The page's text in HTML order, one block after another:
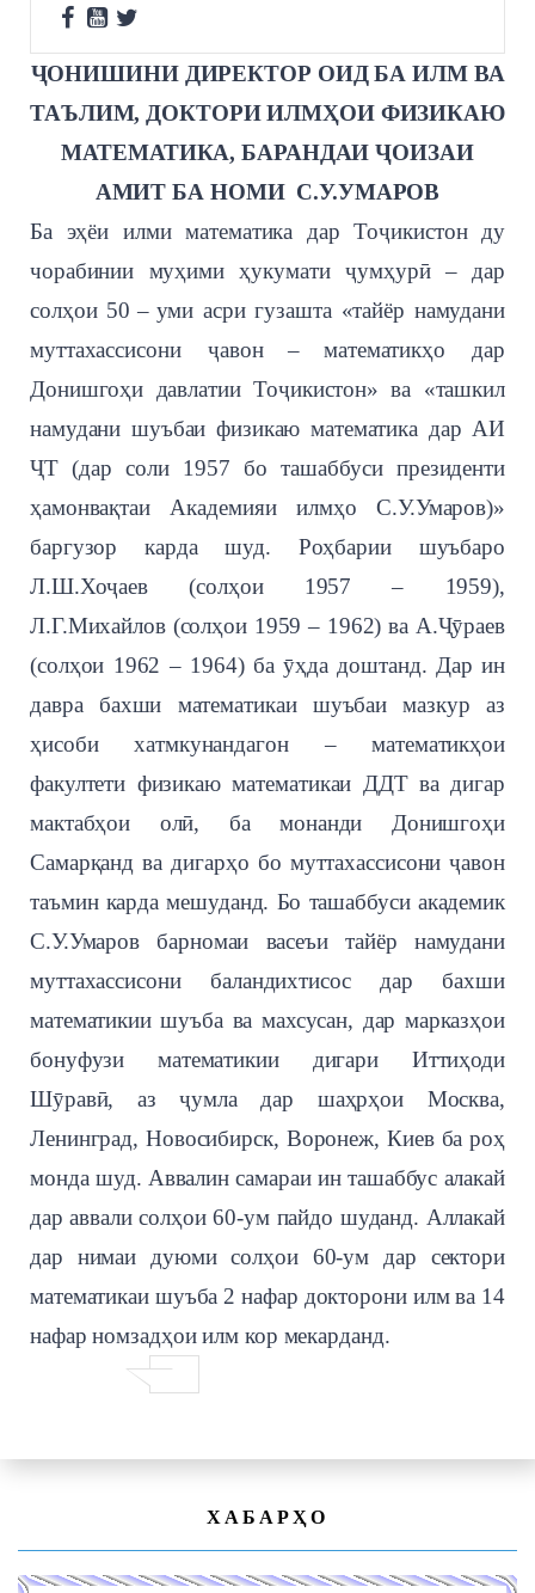
ҶОНИШИНИ ДИРЕКТОР ОИД БА ИЛМ ВА
ТАЪЛИМ, ДОКТОРИ ИЛМҲОИ ФИЗИКАЮ
МАТЕМАТИКА, БАРАНДАИ ҶОИЗАИ
АМИТ БА НОМИ С.У.УМАРОВ
Ба эҳёи илми математика дар Тоҷикистон ду
чорабинии муҳими ҳукумати ҷумҳурӣ – дар
солҳои 50 – уми асри гузашта «тайёр намудани
муттахассисони ҷавон
–
математикҳо дар
Донишгоҳи давлатии Тоҷикистон» ва «ташкил
намудани шуъбаи физикаю математика дар АИ
ҶТ (дар соли 1957 бо ташаббуси президенти
ҳамонвақтаи Академияи илмҳо С.У.Умаров)»
баргузор карда шуд. Роҳбарии шуъбаро
Л.Ш.Хоҷаев (солҳои 1957 – 1959),
Л.Г.Михайлов (солҳои 1959 – 1962) ва А.Ҷӯраев
(солҳои 1962 – 1964) ба ӯҳда доштанд. Дар ин
давра бахши математикаи шуъбаи мазкур аз
ҳисоби хатмкунандагон – математикҳои
факултети физикаю математикаи ДДТ ва дигар
мактабҳои олӣ, ба монанди Донишгоҳи
Самарқанд ва дигарҳо бо муттахассисони ҷавон
таъмин карда мешуданд. Бо ташаббуси академик
С.У.Умаров барномаи васеъи тайёр намудани
муттахассисони баландихтисос дар бахши
математикии шуъба ва махсусан, дар марказҳои
бонуфузи математикии дигари Иттиҳоди
Шӯравӣ, аз ҷумла дар шаҳрҳои Москва,
Ленинград, Новосибирск, Воронеж, Киев ба роҳ
монда шуд. Аввалин самараи ин ташаббус алакай
дар аввали солҳои 60-ум пайдо шуданд. Аллакай
дар нимаи дуюми солҳои 60-ум дар сектори
математикаи шуъба 2 нафар докторони илм ва 14
нафар номзадҳои илм кор мекарданд.
ХАБАРҲО